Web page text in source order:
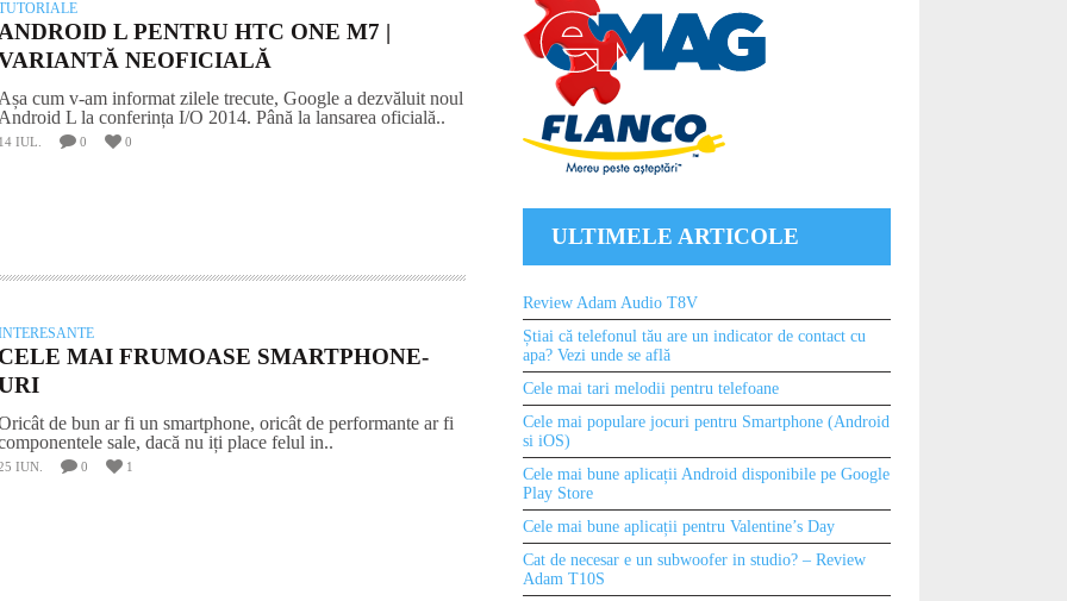
L PENTRU HTC ONE M7 |
NEOFICIALĂ
cum v-am informat zilele trecute, Google a dezvăluit noul
L la conferința I/O 2014. Până la lansarea oficială..
IUL. 0 0
MAI FRUMOASE SMARTPHONE-
de bun ar fi un smartphone, oricât de performante ar fi
sale, dacă nu iți place felul in..
IUN. 0 1
ULTIMELE ARTICOLE
Review Adam Audio T8V
Știai că telefonul tău are un indicator de contact cu
apa? Vezi unde se află
Cele mai tari melodii pentru telefoane
Cele mai populare jocuri pentru Smartphone (Android
si iOS)
Cele mai bune aplicații Android disponibile pe Google
Play Store
Cele mai bune aplicații pentru Valentine’s Day
Cat de necesar e un subwoofer in studio? – Review
Adam T10S